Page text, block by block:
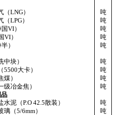
（LNG）
吨
（LPG）
吨
国VI）
吨
VI）
吨
半）
吨
中块）
吨
5500大卡）
吨
煤）
吨
级冶金焦）
吨
水泥（P.O 42.5散装）
吨
璃（5/6mm）
吨